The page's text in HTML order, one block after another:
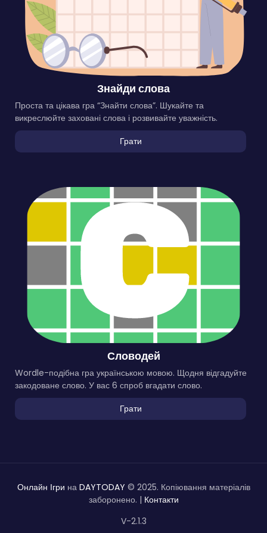
Знайди слова
Проста та цікава гра “Знайти слова”. Шукайте та
викреслюйте заховані слова і розвивайте уважність.
Грати
Словодей
Wordle-подібна гра українською мовою. Щодня відгадуйте
закодоване слово. У вас 6 спроб вгадати слово.
Грати
Онлайн Ігри на DAYTODAY © 2025. Копіювання матеріалів
заборонено. | Контакти
V-2.1.3